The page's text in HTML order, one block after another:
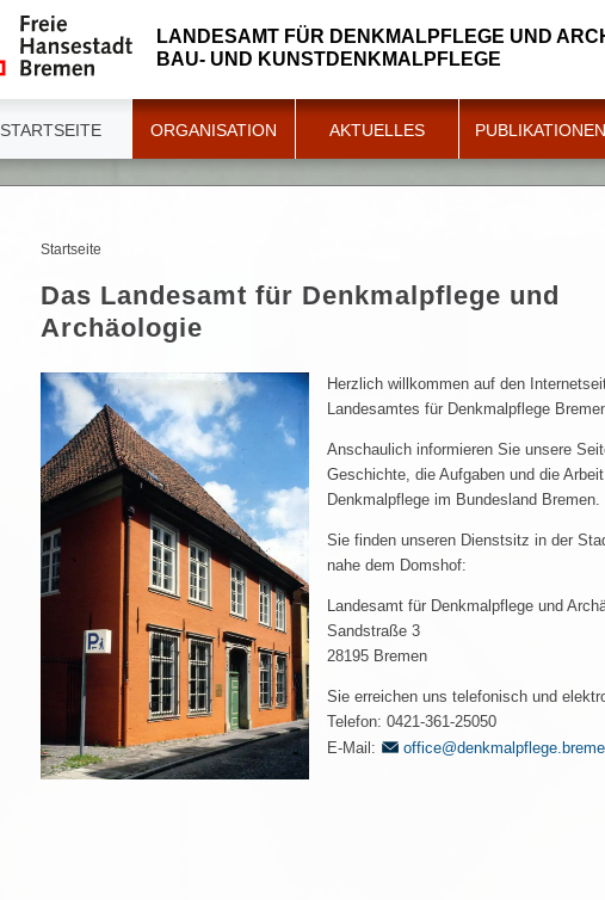
LANDESAMT FÜR DENKMALPFLEGE UND
BAU- UND KUNSTDENKMALPFLEGE
STARTSEITE ORGANISATION AKTUELLES PUBLIKATIONEN
Startseite
Das Landesamt für Denkmalpflege und
Archäologie
Herzlich willkommen auf den
Landesamtes für Denkmalpflege
Anschaulich informieren Sie unsere
Geschichte, die Aufgaben und die
Denkmalpflege im Bundesland Bremen.
Sie finden unseren Dienstsitz in der
nahe dem Domshof:
Landesamt für Denkmalpflege und
Sandstraße 3
28195 Bremen
Sie erreichen uns telefonisch und
Telefon: 0421-361-25050
E-Mail: